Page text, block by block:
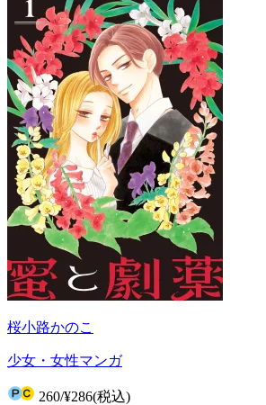
桜小路かのこ
少女・女性マンガ
260/¥286(税込)